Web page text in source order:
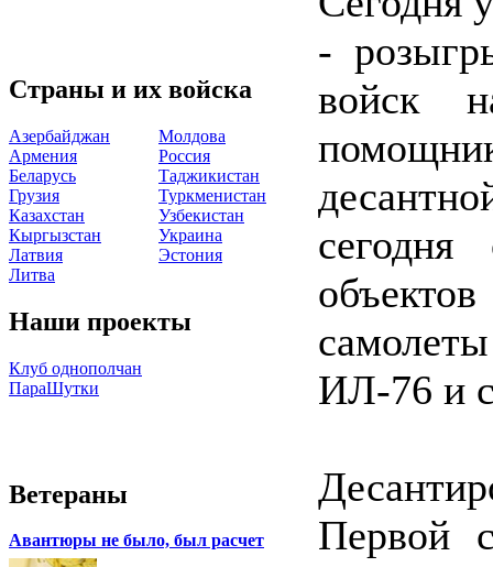
Страны и их войска
Азербайджан
Армения
Беларусь
Грузия
Казахстан
Кыргызстан
Латвия
Литва
Молдова
Россия
Таджикистан
Туркменистан
Узбекистан
Украина
Эстония
Наши проекты
Клуб однополчан
ПараШутки
Ветераны
Авантюры не было, был расчет
-
войск
ИЛ-76 и
Первой